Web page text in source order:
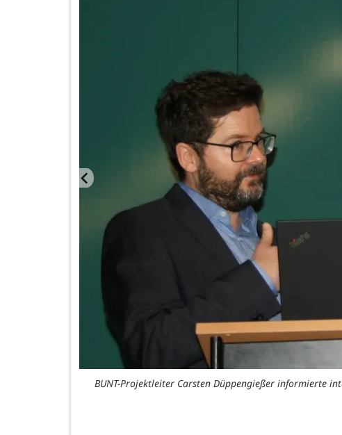
BUNT-Projektleiter Carsten Düppengießer informierte